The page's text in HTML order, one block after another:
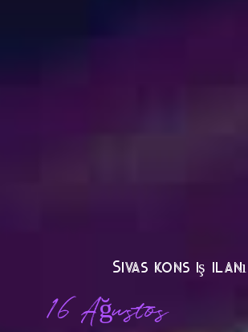
Sivas kons iş ilanı
16 Ağustos